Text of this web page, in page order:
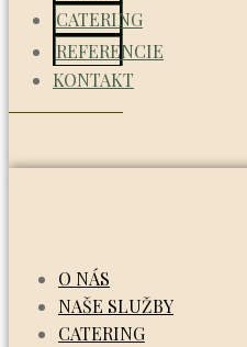
CATERING
REFERENCIE
KONTAKT
O NÁS
NAŠE SLUŽBY
CATERING